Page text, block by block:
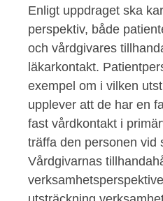
Enligt uppdraget ska
perspektiv, både
och vårdgivares
läkarkontakt.
exempel om i vilken
upplever att de har en
fast vårdkontakt i
träffa den personen vid
Vårdgivarnas